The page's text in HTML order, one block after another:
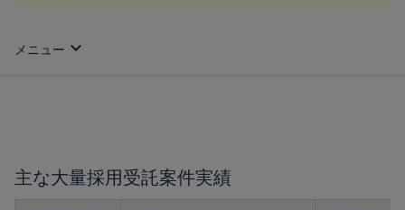
expand_more
主な大量採用受託案件実績